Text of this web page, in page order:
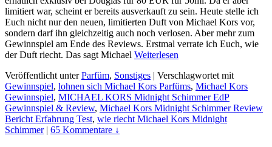
limitiert war, scheint er bereits ausverkauft zu sein. Heute stelle ich
Euch nicht nur den neuen, limitierten Duft von Michael Kors vor,
sondern darf ihn gleichzeitig auch noch verlosen. Aber mehr zum
Gewinnspiel am Ende des Reviews. Erstmal verrate ich Euch, wie
der Duft riecht. Das sagt Michael Weiterlesen
Veröffentlicht unter Parfüm, Sonstiges | Verschlagwortet mit
Gewinnspiel, lohnen sich Michael Kors Parfüms, Michael Kors
Gewinnspiel, MICHAEL KORS Midnight Schimmer EdP
Gewinnspiel & Review, Michael Kors Midnight Schimmer Review
Bericht Erfahrung Test, wie riecht Michael Kors Midnight
Schimmer | 65 Kommentare ↓